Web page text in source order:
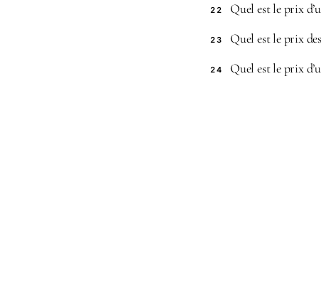
22 Quel est le prix
23 Quel est le prix
24 Quel est le prix